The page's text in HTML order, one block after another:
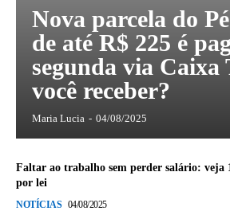
Nova parcela do
de até R$ 225 é
segunda via Caixa
você receber?
Maria Lucia - 04/08/2025
Faltar ao trabalho sem perder salário: veja
por lei
NOTÍCIAS 04/08/2025